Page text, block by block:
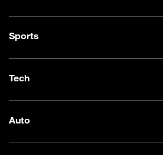
Sports
Tech
Auto